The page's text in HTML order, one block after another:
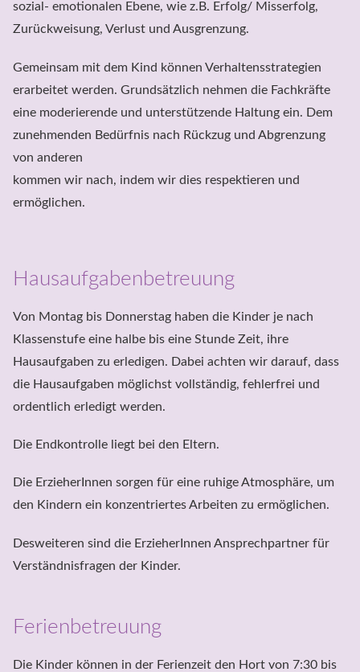
sozial- emotionalen Ebene, wie z.B. Erfolg/ Misserfolg,
Zurückweisung, Verlust und Ausgrenzung.
Gemeinsam mit dem Kind können Verhaltensstrategien
erarbeitet werden. Grundsätzlich nehmen die Fachkräfte
eine moderierende und unterstützende Haltung ein. Dem
zunehmenden Bedürfnis nach Rückzug und Abgrenzung
von anderen
kommen wir nach, indem wir dies respektieren und
ermöglichen.
Hausaufgabenbetreuung
Von Montag bis Donnerstag haben die Kinder je nach
Klassenstufe eine halbe bis eine Stunde Zeit, ihre
Hausaufgaben zu erledigen. Dabei achten wir darauf, dass
die Hausaufgaben möglichst vollständig, fehlerfrei und
ordentlich erledigt werden.
Die Endkontrolle liegt bei den Eltern.
Die ErzieherInnen sorgen für eine ruhige Atmosphäre, um
den Kindern ein konzentriertes Arbeiten zu ermöglichen.
Desweiteren sind die ErzieherInnen Ansprechpartner für
Verständnisfragen der Kinder.
Ferienbetreuung
Die Kinder können in der Ferienzeit den Hort von 7:30 bis